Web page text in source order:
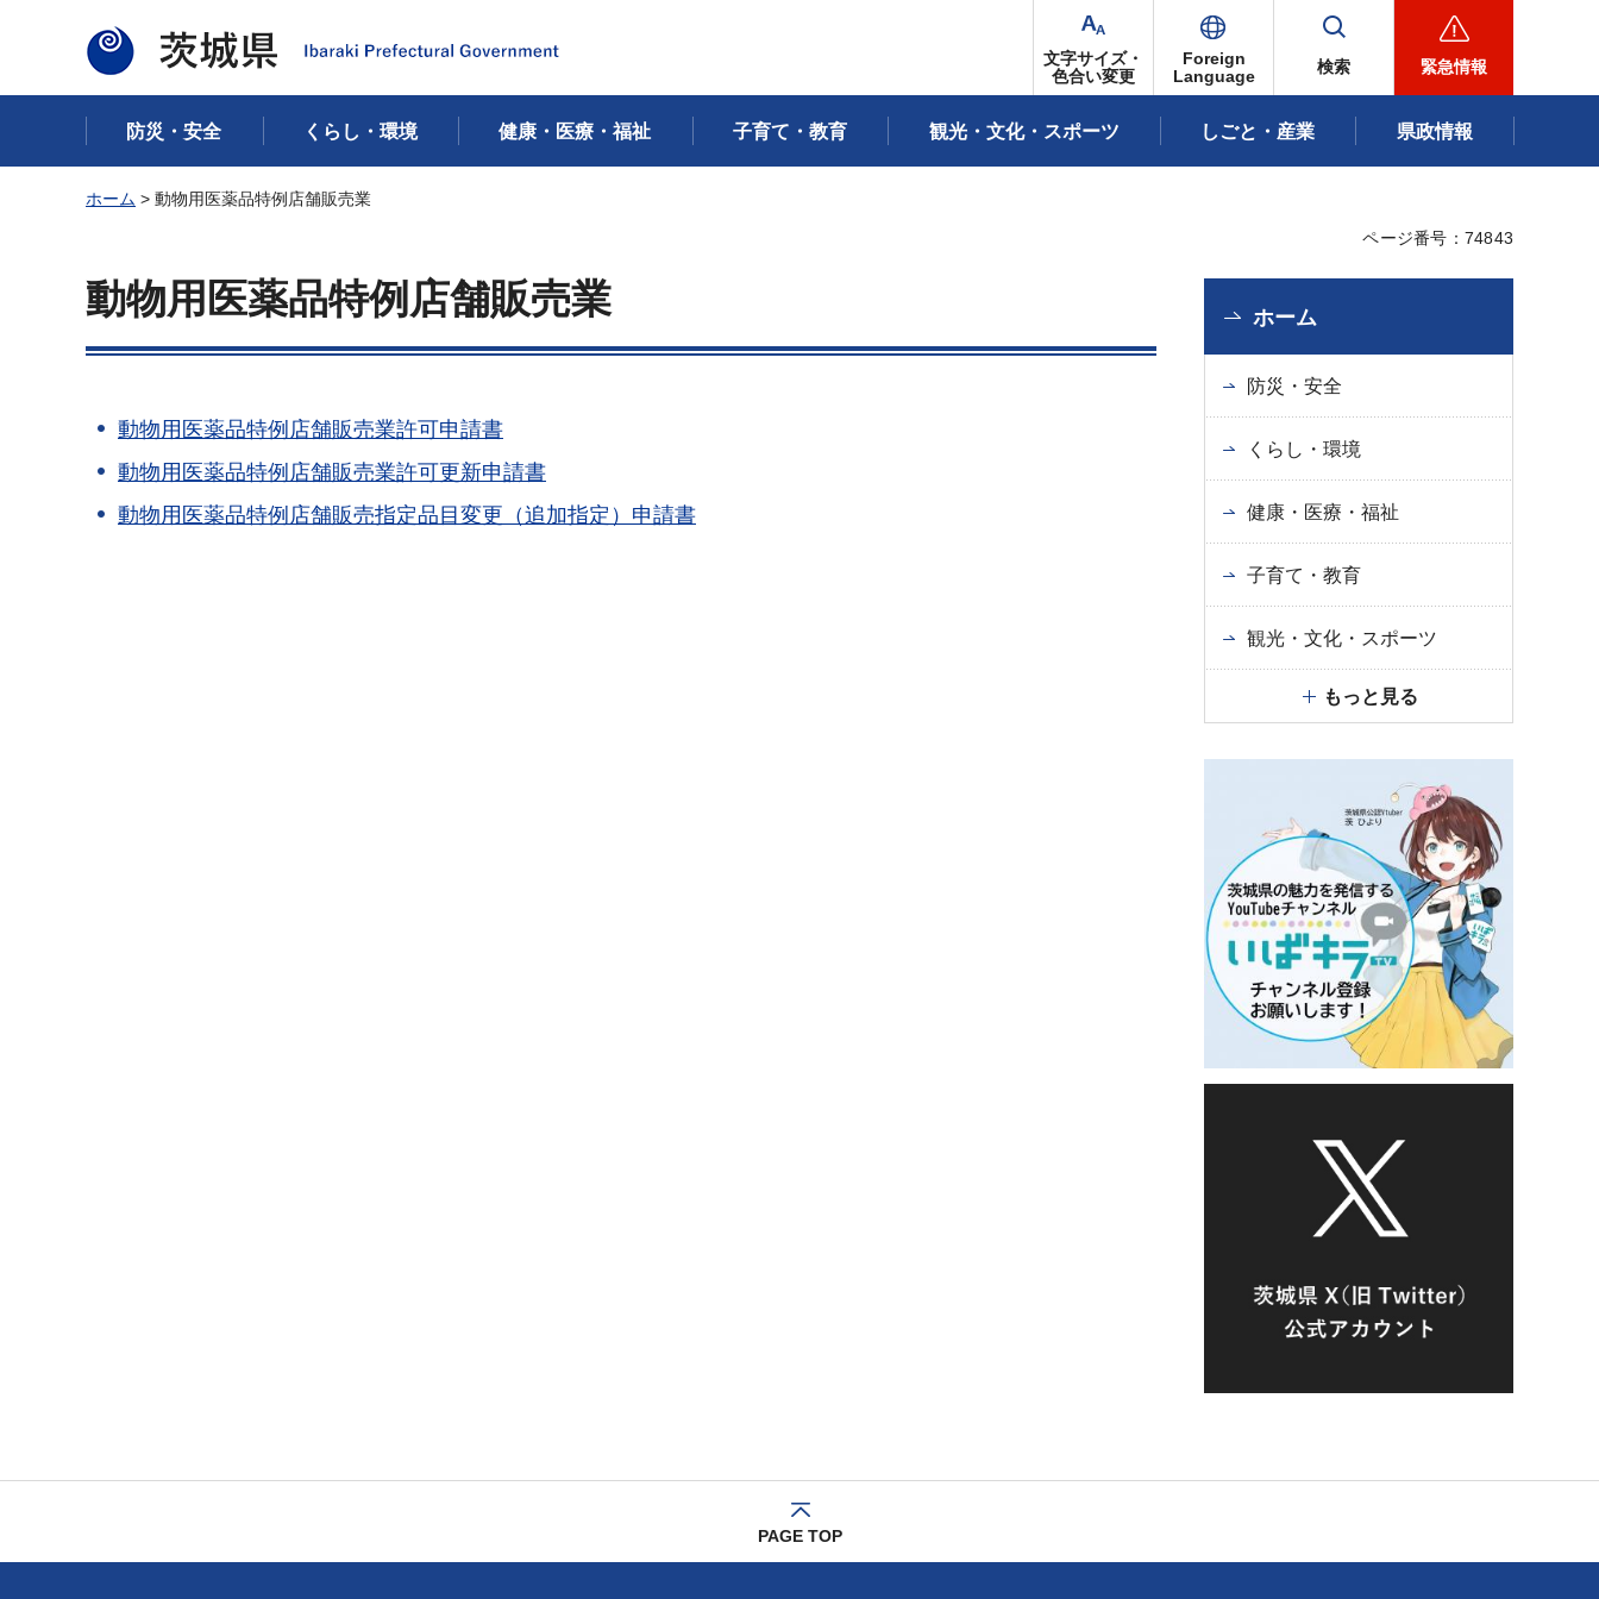
茨城県
文字サイズ・
色合い変更
Foreign
Language
検索 緊急情報
防災・安全 くらし・環境 健康・医療・福祉 子育て・教育 観光・文化・スポーツ しごと・産業 県政情報
ホーム > 動物用医薬品特例店舗販売業
ページ番号：74843
動物用医薬品特例店舗販売業
動物用医薬品特例店舗販売業許可申請書
動物用医薬品特例店舗販売業許可更新申請書
動物用医薬品特例店舗販売指定品目変更（追加指定）申請書
ホーム
防災・安全
くらし・環境
健康・医療・福祉
子育て・教育
観光・文化・スポーツ
もっと見る
PAGE TOP